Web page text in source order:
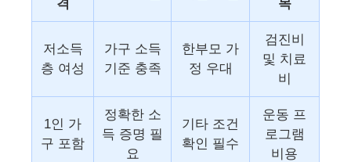
격
목
저소득
층 여성
가구 소득
기준 충족
한부모 가
정 우대
검진비
및 치료
비
1인 가
구 포함
정확한 소
득 증명 필
요
기타 조건
확인 필수
운동 프
로그램
비용